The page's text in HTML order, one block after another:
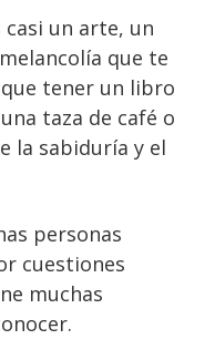
un arte, un
que te
tener un libro
taza de café o
la sabiduría y el
personas
cuestiones
muchas